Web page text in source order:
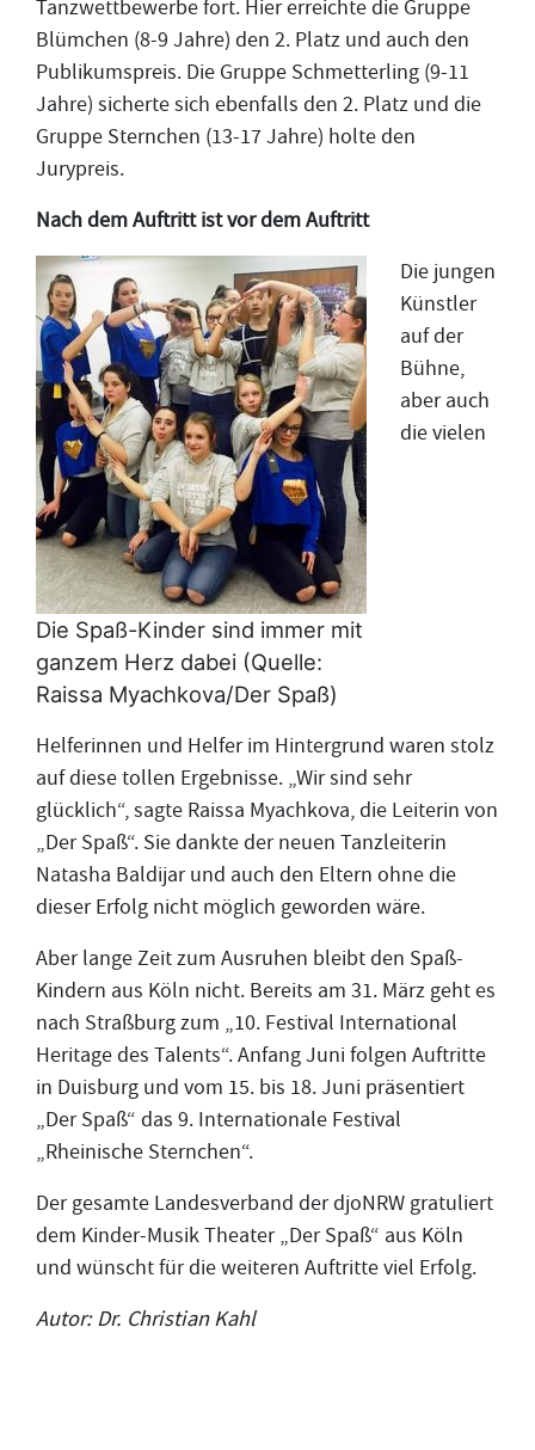
Tanzwettbewerbe fort. Hier erreichte die Gruppe
Blümchen (8-9 Jahre) den 2. Platz und auch den
Publikumspreis. Die Gruppe Schmetterling (9-11
Jahre) sicherte sich ebenfalls den 2. Platz und die
Gruppe Sternchen (13-17 Jahre) holte den
Jurypreis.
Nach dem Auftritt ist vor dem Auftritt
Die Spaß-Kinder sind immer mit
ganzem Herz dabei (Quelle:
Raissa Myachkova/Der Spaß)
Die jungen
Künstler
auf der
Bühne,
aber auch
die vielen
Helferinnen und Helfer im Hintergrund waren stolz
auf diese tollen Ergebnisse. „Wir sind sehr
glücklich“, sagte Raissa Myachkova, die Leiterin von
„Der Spaß“. Sie dankte der neuen Tanzleiterin
Natasha Baldijar und auch den Eltern ohne die
dieser Erfolg nicht möglich geworden wäre.
Aber lange Zeit zum Ausruhen bleibt den Spaß-
Kindern aus Köln nicht. Bereits am 31. März geht es
nach Straßburg zum „10. Festival International
Heritage des Talents“. Anfang Juni folgen Auftritte
in Duisburg und vom 15. bis 18. Juni präsentiert
„Der Spaß“ das 9. Internationale Festival
„Rheinische Sternchen“.
Der gesamte Landesverband der djoNRW gratuliert
dem Kinder-Musik Theater „Der Spaß“ aus Köln
und wünscht für die weiteren Auftritte viel Erfolg.
Autor: Dr. Christian Kahl